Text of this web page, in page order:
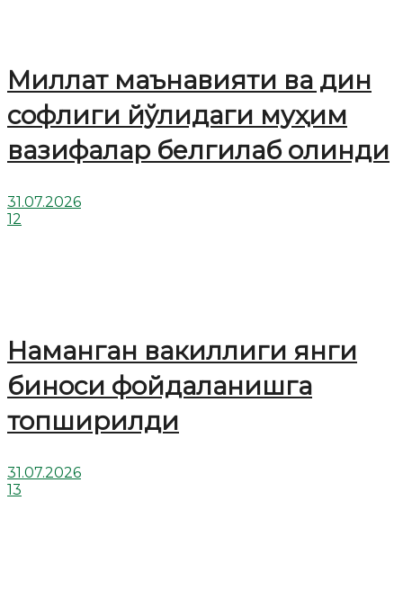
Миллат маънавияти ва дин
софлиги йўлидаги муҳим
вазифалар белгилаб олинди
31.07.2026
12
Наманган вакиллиги янги
биноси фойдаланишга
топширилди
31.07.2026
13